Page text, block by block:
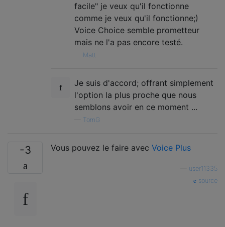
facile" je veux qu'il fonctionne
comme je veux qu'il fonctionne;)
Voice Choice semble prometteur
mais ne l'a pas encore testé.
Matt
Je suis d'accord; offrant simplement
l'option la plus proche que nous
semblons avoir en ce moment ...
TomG
-3 Vous pouvez le faire avec Voice Plus
user11335
source